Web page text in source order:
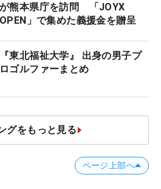
が熊本県庁を訪問 「JOYX
OPEN」で集めた義援金を贈呈
『東北福祉大学』 出身の男子プ
ロゴルファーまとめ
グをもっと見る
ページ上部へ